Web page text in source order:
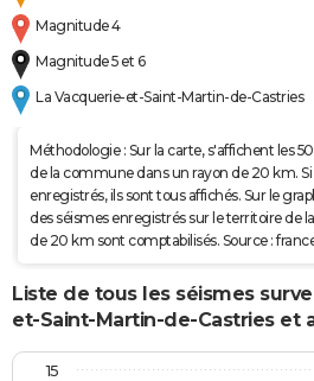
Magnitude 4
Magnitude 5 et 6
La Vacquerie-et-Saint-Martin-de-Castries
Méthodologie : Sur la carte, s'affichent les
de la commune dans un rayon de 20 km.
enregistrés, ils sont tous affichés. Sur le
des séismes enregistrés sur le territoire de
de 20 km sont comptabilisés. Source :
Liste de tous les séismes
et-Saint-Martin-de-Castries et
15